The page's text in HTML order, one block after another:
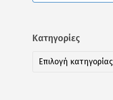
Kατηγορίες
Kατηγορίες
Επιλογή κατηγορίας
Kατηγορίες